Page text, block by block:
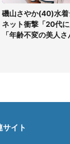
磯山さやか(40)水着
ネット衝撃「20代に
「年齢不変の美人さ
サイト